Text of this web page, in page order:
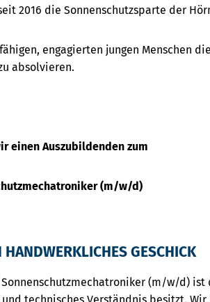
2016 die Sonnenschutzsparte der
engagierten jungen Menschen
absolvieren.
einen Auszubildenden zum
(m/w/d)
GESCHICK
(m/w/d) ist